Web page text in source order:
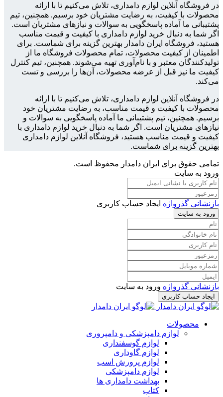
در فروشگاه آنلاین لوازم دامداری، تلاش می‌کنیم تا با ارائه
محصولات با کیفیت، به رضایت مشتریان خود برسیم. همچنین، تیم
پشتیبانی ما آماده پاسخگویی به سوالات و نیازهای مشتریان است.
اگر شما به دنبال خرید لوازم دامداری با کیفیت و قیمت مناسب
هستید، فروشگاه ایران دامدار بهترین گزینه برای شماست. برای
اطمینان از کیفیت محصولات، تمام محصولات فروشگاه ما از
تولیدکنندگان معتبر و با نام‌آوری تهیه می‌شوند. همچنین، تیم کنترل
کیفیت ما نیز قبل از عرضه محصولات، آن‌ها را بررسی و تست
می‌کند.
در فروشگاه آنلاین لوازم دامداری، تلاش می‌کنیم تا با ارائه
محصولات با کیفیت و قیمت مناسب، به رضایت مشتریان خود
برسیم. همچنین، تیم پشتیبانی ما آماده پاسخگویی به سوالات و
نیازهای مشتریان است. اگر شما به دنبال خرید لوازم دامداری با
کیفیت و قیمت مناسب هستید، فروشگاه آنلاین لوازم دامداری
بهترین گزینه برای شماست.
تمامی حقوق برای ایران دامدار محفوظ است.
ورود به سایت
بازنشانی گذرواژه ایجاد حساب کاربری
ورود به سایت
بازنشانی گذرواژه ورود به سایت
ایجاد حساب کاربری
محصولات
لوازم دامپزشکی و دامپروری
لوازم گوسفنداری
لوازم گاوداری
لوازم پرورش اسب
لوازم دامپزشکی
بهداشت دامداری ها
کتاب